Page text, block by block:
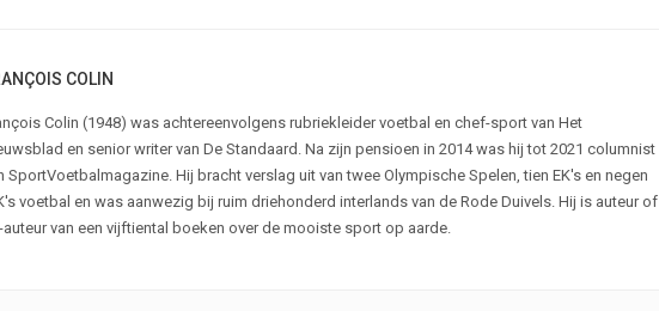
COLIN
Colin (1948) was achtereenvolgens rubriekleider voetbal en chef-sport van Het
en senior writer van De Standaard. Na zijn pensioen in 2014 was hij tot 2021 columnist
SportVoetbalmagazine. Hij bracht verslag uit van twee Olympische Spelen, tien EK's en negen
voetbal en was aanwezig bij ruim driehonderd interlands van de Rode Duivels. Hij is auteur of
van een vijftiental boeken over de mooiste sport op aarde.